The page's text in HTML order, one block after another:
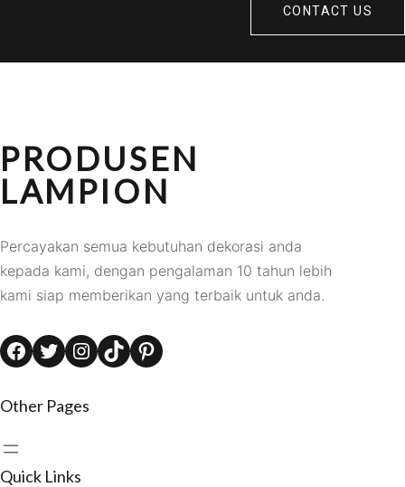
CONTACT US
PRODUSEN
LAMPION
Percayakan semua kebutuhan dekorasi anda
kepada kami, dengan pengalaman 10 tahun lebih
kami siap memberikan yang terbaik untuk anda.
Facebook Twitter Instagram TikTok Pinterest
Other Pages
Quick Links